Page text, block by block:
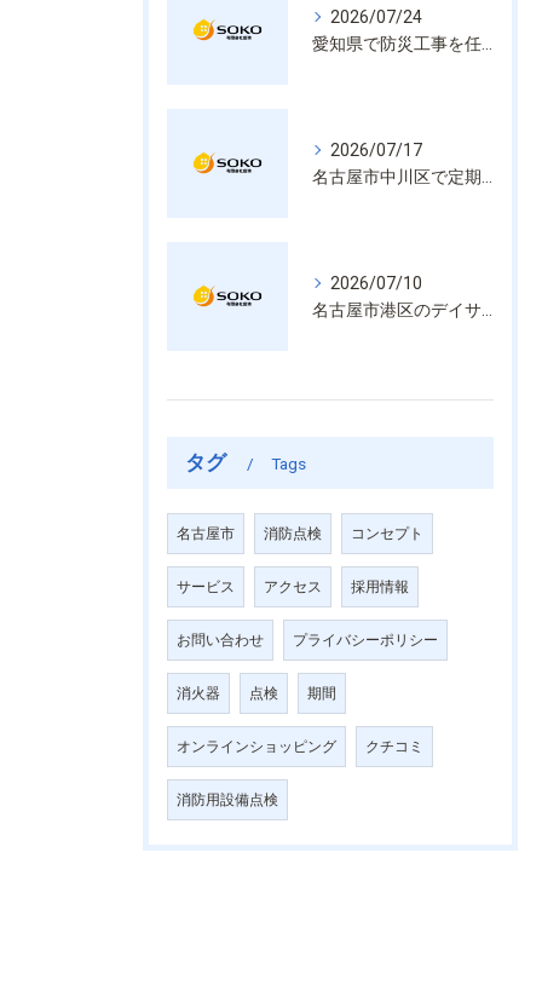
2026/07/24
2026/07/17
2026/07/10
タグ Tags
名古屋市 消防点検 コンセプト
サービス アクセス 採用情報
お問い合わせ プライバシーポリシー
消火器 点検 期間
オンラインショッピング クチコミ
消防用設備点検